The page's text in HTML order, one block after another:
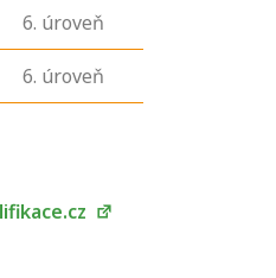
6. úroveň
6. úroveň
je
toto